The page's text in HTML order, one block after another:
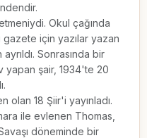
Okul çağında
için yazılar yazan
Sonrasında bir
şair, 1934'te 20
olan 18 Şiir'i yayınladı.
ile evlenen Thomas,
döneminde bir